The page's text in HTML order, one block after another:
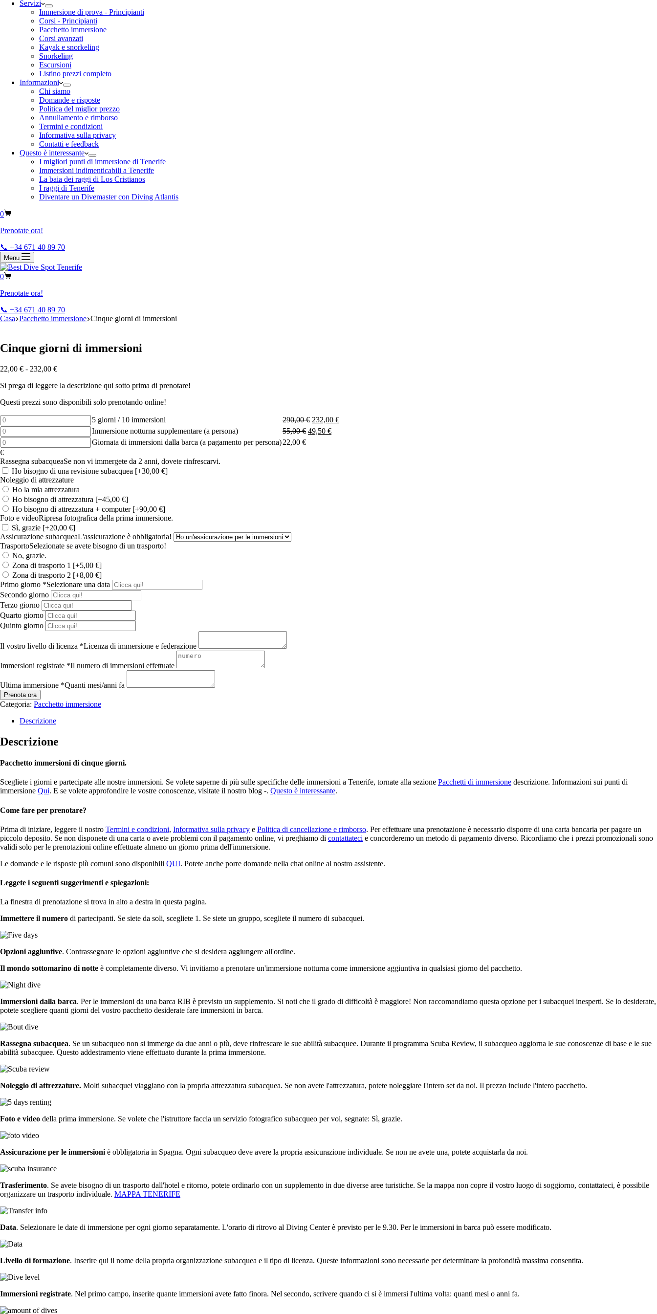
Servizi
Immersione di prova - Principianti
Corsi - Principianti
Pacchetto immersione
Corsi avanzati
Kayak e snorkeling
Snorkeling
Escursioni
Listino prezzi completo
Informazioni
Chi siamo
Domande e risposte
Politica del miglior prezzo
Annullamento e rimborso
Termini e condizioni
Informativa sulla privacy
Contatti e feedback
Questo è interessante
I migliori punti di immersione di Tenerife
Immersioni indimenticabili a Tenerife
La baia dei raggi di Los Cristianos
I raggi di Tenerife
Diventare un Divemaster con Diving Atlantis
0
Prenotate ora!
📞 +34 671 40 89 70
Menu
0
Prenotate ora!
📞 +34 671 40 89 70
Casa Pacchetto immersione Cinque giorni di immersioni
Cinque giorni di immersioni
22,00 € - 232,00 €
Si prega di leggere la descrizione qui sotto prima di prenotare!
Questi prezzi sono disponibili solo prenotando online!
5
Days
/
10
Dives
quantità
5 giorni / 10 immersioni 290,00€ 232,00 €
Additional
night
dive
(per
person)
quantità
Immersione notturna supplementare (a persona) 55,00€ 49,50 €
Diving
day
from
the
boat
(fee
per
person)
quantità
Giornata di immersioni dalla barca (a pagamento per persona)22,00 €
€
Rassegna subacqueaSe non vi immergete da 2 anni, dovete rinfrescarvi.
Ho bisogno di una revisione subacquea [+30,00 €]
Noleggio di attrezzature
Ho la mia attrezzatura
Ho bisogno di attrezzatura [+45,00 €]
Ho bisogno di attrezzatura + computer [+90,00 €]
Foto e videoRipresa fotografica della prima immersione.
Sì, grazie [+20,00 €]
Assicurazione subacqueaL'assicurazione è obbligatoria!
TrasportoSelezionate se avete bisogno di un trasporto!
No, grazie.
Zona di trasporto 1 [+5,00 €]
Zona di trasporto 2 [+8,00 €]
Primo giorno *Selezionare una data
Secondo giorno
Terzo giorno
Quarto giorno
Quinto giorno
Il vostro livello di licenza *Licenza di immersione e federazione
Immersioni registrate *Il numero di immersioni effettuate
Ultima immersione *Quanti mesi/anni fa
Prenota ora
Categoria: Pacchetto immersione
Descrizione
Descrizione
Pacchetto immersioni di cinque giorni.
Scegliete i giorni e partecipate alle nostre immersioni. Se volete saperne di più sulle specifiche delle immersioni a Tenerife, tornate alla sezione Pacchetti di immersione descrizione. Informazioni sui punti di
immersione Qui. E se volete approfondire le vostre conoscenze, visitate il nostro blog -. Questo è interessante.
Come fare per prenotare?
Prima di iniziare, leggere il nostro Termini e condizioni, Informativa sulla privacy e Politica di cancellazione e rimborso. Per effettuare una prenotazione è necessario disporre di una carta bancaria per pagare un
piccolo deposito. Se non disponete di una carta o avete problemi con il pagamento online, vi preghiamo di contattateci e concorderemo un metodo di pagamento diverso. Ricordiamo che i prezzi promozionali sono
validi solo per le prenotazioni online effettuate almeno un giorno prima dell'immersione.
Le domande e le risposte più comuni sono disponibili QUI. Potete anche porre domande nella chat online al nostro assistente.
Leggete i seguenti suggerimenti e spiegazioni:
La finestra di prenotazione si trova in alto a destra in questa pagina.
Immettere il numero di partecipanti. Se siete da soli, scegliete 1. Se siete un gruppo, scegliete il numero di subacquei.
Opzioni aggiuntive. Contrassegnare le opzioni aggiuntive che si desidera aggiungere all'ordine.
Il mondo sottomarino di notte è completamente diverso. Vi invitiamo a prenotare un'immersione notturna come immersione aggiuntiva in qualsiasi giorno del pacchetto.
Immersioni dalla barca. Per le immersioni da una barca RIB è previsto un supplemento. Si noti che il grado di difficoltà è maggiore! Non raccomandiamo questa opzione per i subacquei inesperti. Se lo desiderate,
potete scegliere quanti giorni del vostro pacchetto desiderate fare immersioni in barca.
Rassegna subacquea. Se un subacqueo non si immerge da due anni o più, deve rinfrescare le sue abilità subacquee. Durante il programma Scuba Review, il subacqueo aggiorna le sue conoscenze di base e le sue
abilità subacquee. Questo addestramento viene effettuato durante la prima immersione.
Noleggio di attrezzature. Molti subacquei viaggiano con la propria attrezzatura subacquea. Se non avete l'attrezzatura, potete noleggiare l'intero set da noi. Il prezzo include l'intero pacchetto.
Foto e video della prima immersione. Se volete che l'istruttore faccia un servizio fotografico subacqueo per voi, segnate: Sì, grazie.
Assicurazione per le immersioni è obbligatoria in Spagna. Ogni subacqueo deve avere la propria assicurazione individuale. Se non ne avete una, potete acquistarla da noi.
Trasferimento. Se avete bisogno di un trasporto dall'hotel e ritorno, potete ordinarlo con un supplemento in due diverse aree turistiche. Se la mappa non copre il vostro luogo di soggiorno, contattateci, è possibile
organizzare un trasporto individuale. MAPPA TENERIFE
Data. Selezionare le date di immersione per ogni giorno separatamente. L'orario di ritrovo al Diving Center è previsto per le 9.30. Per le immersioni in barca può essere modificato.
Livello di formazione. Inserire qui il nome della propria organizzazione subacquea e il tipo di licenza. Queste informazioni sono necessarie per determinare la profondità massima consentita.
Immersioni registrate. Nel primo campo, inserite quante immersioni avete fatto finora. Nel secondo, scrivere quando ci si è immersi l'ultima volta: quanti mesi o anni fa.